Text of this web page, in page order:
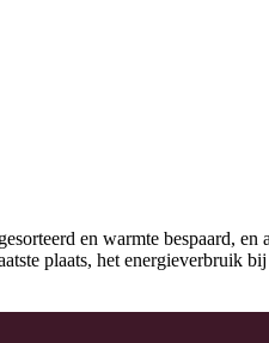
en warmte bespaard, en
plaats, het energieverbruik